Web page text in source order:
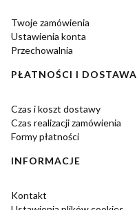
Twoje zamówienia
Ustawienia konta
Przechowalnia
PŁATNOŚCI I DOSTAWA
Czas i koszt dostawy
Czas realizacji zamówienia
Formy płatności
INFORMACJE
Kontakt